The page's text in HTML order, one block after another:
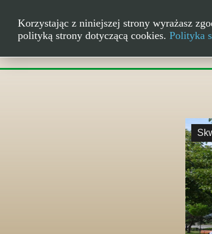
Korzystając z niniejszej strony wyrażasz
polityką strony dotyczącą cookies. Polityka